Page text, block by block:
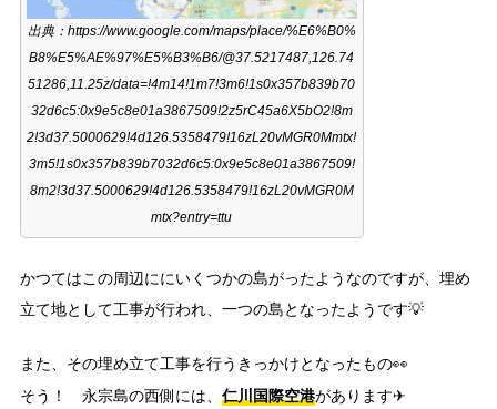
出典：https://www.google.com/maps/place/%E6%B0%
B8%E5%AE%97%E5%B3%B6/@37.5217487,126.74
51286,11.25z/data=!4m14!1m7!3m6!1s0x357b839b70
32d6c5:0x9e5c8e01a3867509!2z5rC45a6X5bO2!8m
2!3d37.5000629!4d126.5358479!16zL20vMGR0Mmtx!
3m5!1s0x357b839b7032d6c5:0x9e5c8e01a3867509!
8m2!3d37.5000629!4d126.5358479!16zL20vMGR0M
mtx?entry=ttu
かつてはこの周辺ににいくつかの島がったようなのですが、埋め
立て地として工事が行われ、一つの島となったようです💡
また、その埋め立て工事を行うきっかけとなったもの👀
そう！ 永宗島の西側には、 仁川国際空港があります✈